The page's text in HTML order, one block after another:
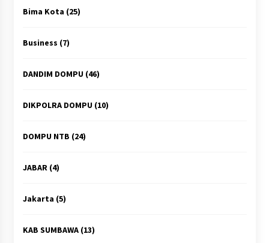
Bima Kota (25)
Business (7)
DANDIM DOMPU(46)
DIKPOLRA DOMPU(10)
DOMPU NTB (24)
JABAR(4)
Jakarta (5)
KAB SUMBAWA(13)